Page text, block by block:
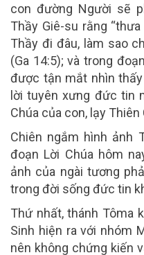
con đường Người sẽ
Thầy Giê-su rằng
Thầy đi đâu, làm sao
(Ga 14:5); và trong
được tận mắt nhìn
lời tuyên xưng đức tin
Chúa của con, lạy Thiên
Chiên ngắm hình ảnh
đoạn Lời Chúa hôm
ảnh của ngài tương
trong đời sống đức tin
Thứ nhất, thánh Tôma
Sinh hiện ra với nhóm
nên không chứng kiến